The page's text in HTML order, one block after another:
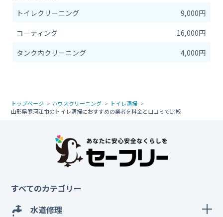
トイレクリーニング
9,000円
コーティング
16,000円
タンク内クリーニング
4,000円
トップページ ハウスクリーニング
トイレ清掃
山形県寒河江市のトイレ清掃におすすめの業者を料金と口コミで比較
すべてのカテゴリー
水道修理